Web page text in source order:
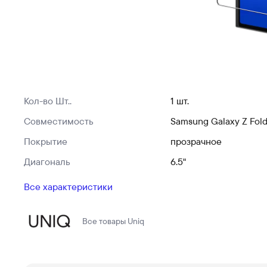
Кол-во Шт..
1 шт.
Совместимость
Samsung Galaxy Z
Покрытие
прозрачное
Диагональ
6.5"
Все характеристики
Все товары Uniq